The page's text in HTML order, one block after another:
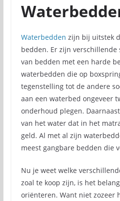
Waterbedden zijn bij uitstek
bedden. Er zijn
van bedden met een harde
waterbedden die op
tegenstelling tot de andere
aan een waterbed ongeveer
onderhoud plegen.
van het water dat in het
geld. Al met al zijn
meest gangbare bedden die
Nu je weet welke
zoal te koop zijn, is het
oriënteren. Want niet zozeer